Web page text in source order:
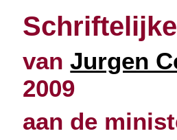
vanJurgen
2009
aan de